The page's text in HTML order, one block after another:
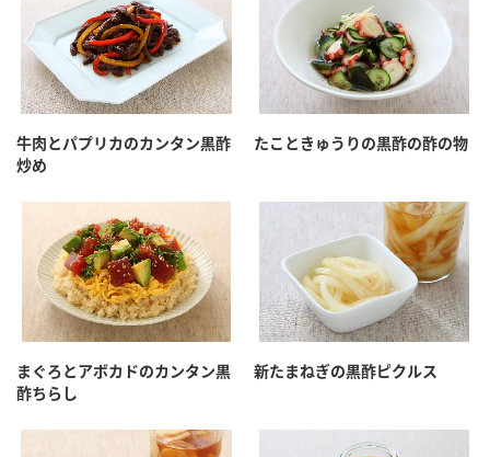
お酢を知ろう！
すしラボ
ぽん酢サワー
ミツカンのCM
ロングセラー商品 ＋ おすすめレシピ
人気商品 ＋ おすすめレシピ
各部門が大切にしていること
おいしさと健康への取り組み
キッザニア東京「ぽん酢工房」
お問い合わせ
地図から取り扱い店舗を探す
検索
ミツカングループについて 製造所固有記号一覧
牛肉とパプリカのカンタン黒酢
炒め
たこときゅうりの黒酢の酢の物
まぐろとアボカドのカンタン黒
酢ちらし
新たまねぎの黒酢ピクルス